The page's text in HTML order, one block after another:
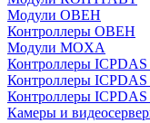
Модули ОВЕН
Контроллеры ОВЕН
Модули MOXA
Контроллеры ICPDAS
Контроллеры ICPDAS
Контроллеры ICPDAS
Камеры и